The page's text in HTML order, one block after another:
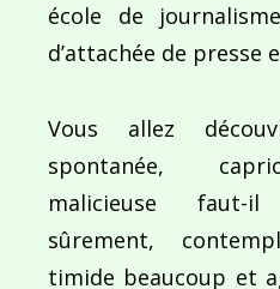
école de
d’attachée de presse
Vous allez
spontanée,
malicieuse faut-
sûrement,
timide beaucoup et